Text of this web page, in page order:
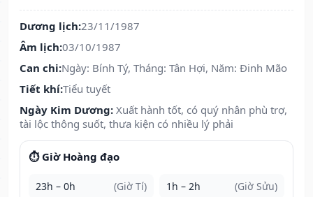
Dương lịch:23/11/1987
Âm lịch:03/10/1987
Can chi:Ngày: Bính Tý, Tháng: Tân Hợi, Năm: Đinh Mão
Tiết khí:Tiểu tuyết
Ngày Kim Dương: Xuất hành tốt, có quý nhân phù trợ,
tài lộc thông suốt, thưa kiện có nhiều lý phải
⏱️ Giờ Hoàng đạo
23h – 0h (Giờ Tí) 1h – 2h (Giờ Sửu)